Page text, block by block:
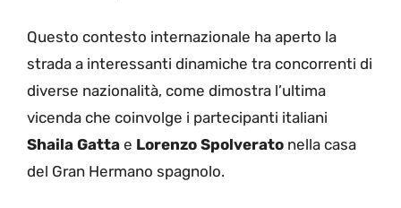
Questo contesto internazionale ha aperto la
strada a interessanti dinamiche tra concorrenti di
diverse nazionalità, come dimostra l’ultima
vicenda che coinvolge i partecipanti italiani
Shaila Gatta e Lorenzo Spolverato nella casa
del Gran Hermano spagnolo.